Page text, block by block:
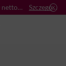
Wysyłka zamówień o wartości powyżej 2000 netto gratis! Szczegóły: